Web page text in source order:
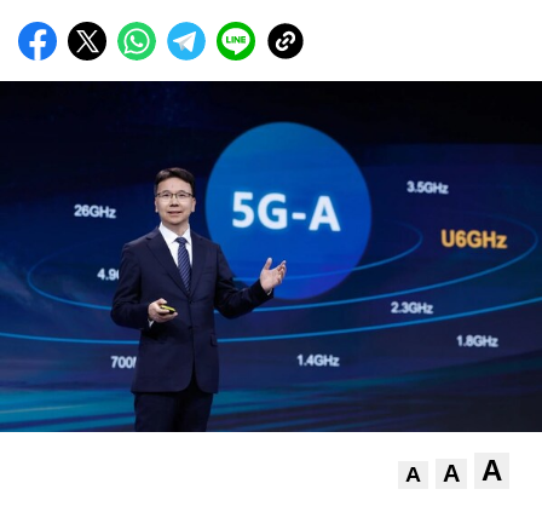
A A A